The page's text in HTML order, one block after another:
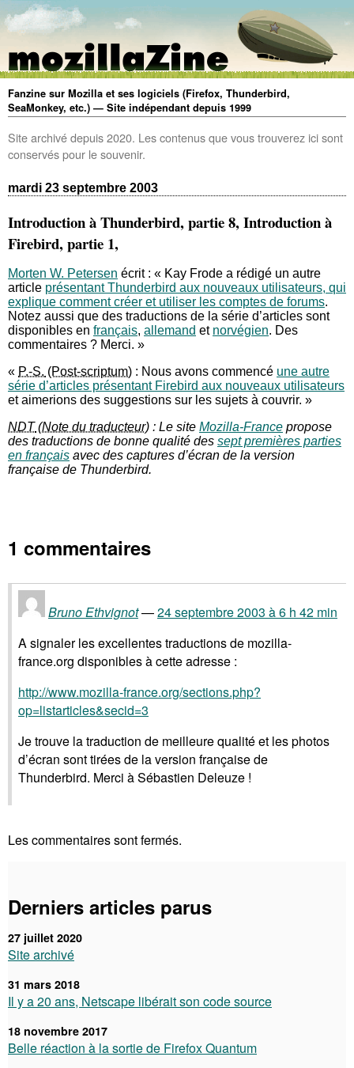
Fanzine sur Mozilla et ses logiciels (Firefox, Thunderbird,
SeaMonkey, etc.) — Site indépendant depuis 1999
Site archivé depuis 2020. Les contenus que vous trouverez ici sont
conservés pour le souvenir.
mardi 23 septembre 2003
Introduction à Thunderbird, partie 8, Introduction à
Firebird, partie 1,
Morten W. Petersen écrit : « Kay Frode a rédigé un autre
article présentant Thunderbird aux nouveaux utilisateurs, qui
explique comment créer et utiliser les comptes de forums.
Notez aussi que des traductions de la série d’articles sont
disponibles en français, allemand et norvégien. Des
commentaires ? Merci. »
« P.-S. : Nous avons commencé une autre
série d’articles présentant Firebird aux nouveaux utilisateurs
et aimerions des suggestions sur les sujets à couvrir. »
NDT
: Le site Mozilla-France propose
des traductions de bonne qualité des sept premières parties
en français avec des captures d’écran de la version
française de Thunderbird.
1 commentaires
Bruno Ethvignot
24 septembre 2003 à 6 h 42 min
A signaler les excellentes traductions de mozilla-
france.org disponibles à cette adresse :
http://www.mozilla-france.org/sections.php?
op=listarticles&secid=3
Je trouve la traduction de meilleure qualité et les photos
d’écran sont tirées de la version française de
Thunderbird. Merci à Sébastien Deleuze !
Les commentaires sont fermés.
Derniers articles parus
27 juillet 2020
Site archivé
31 mars 2018
Il y a 20 ans, Netscape libérait son code source
18 novembre 2017
Belle réaction à la sortie de Firefox Quantum